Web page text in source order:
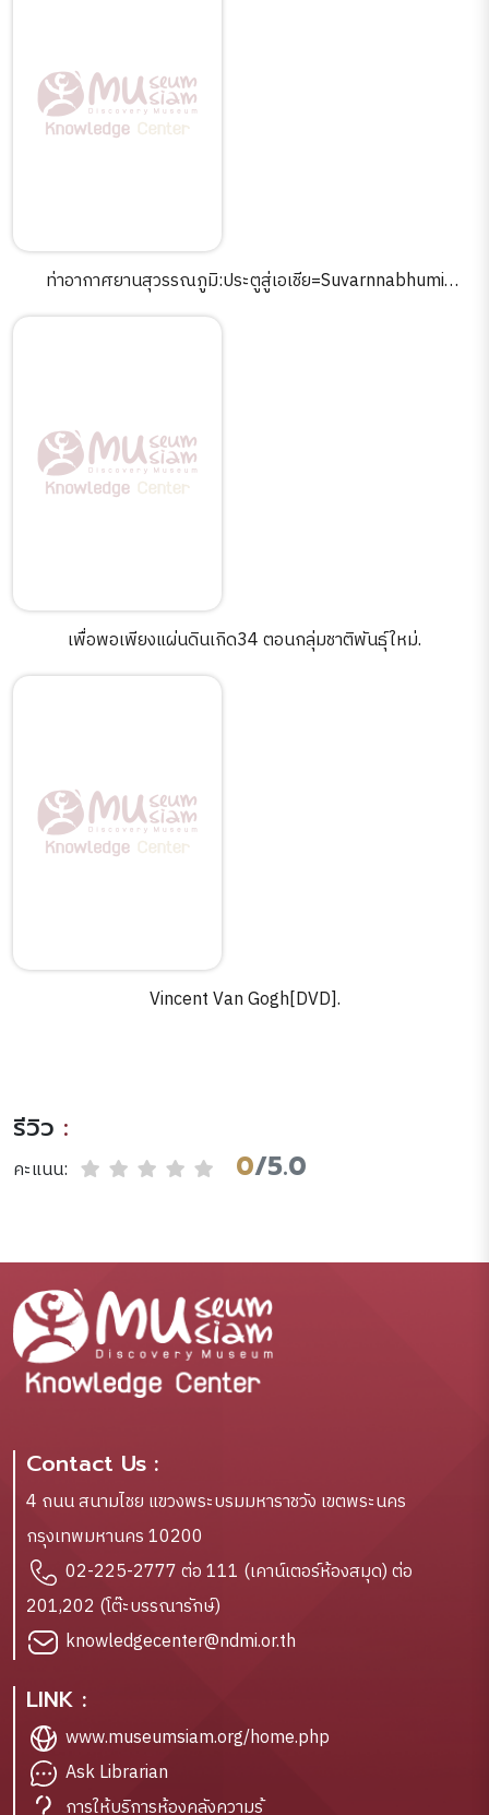
ท่าอากาศยานสุวรรณภูมิ:ประตูสู่เอเชีย=Suvarnnabhumi
เพื่อพอเพียงแผ่นดินเกิด34 ตอนกลุ่มชาติพันธุ์ใหม่.
Vincent Van Gogh[DVD].
รีวิว :
คะแนน: 0/5.0
Contact Us :
4 ถนน สนามไชย แขวงพระบรมมหาราชวัง เขตพระนคร
กรุงเทพมหานคร 10200
02-225-2777 ต่อ 111 (เคาน์เตอร์ห้องสมุด) ต่อ
201,202 (โต๊ะบรรณารักษ์)
knowledgecenter@ndmi.or.th
LINK :
www.museumsiam.org/home.php
Ask Librarian
การให้บริการห้องคลังความรู้